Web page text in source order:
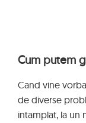
Cum putem
Cand vine
de diverse
intamplat, la un